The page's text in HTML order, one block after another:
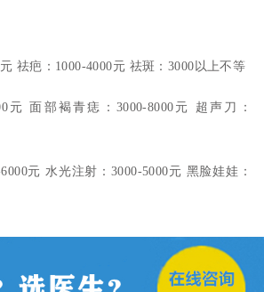
疤：1000-4000元 祛斑：3000以上不等
面部褐青痣：3000-8000元 超声刀：
元 水光注射：3000-5000元 黑脸娃娃：